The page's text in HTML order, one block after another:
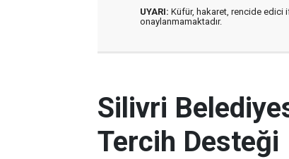
UYARI: Küfür, hakaret, rencide edici
onaylanmamaktadır.
Silivri
Tercih Desteği